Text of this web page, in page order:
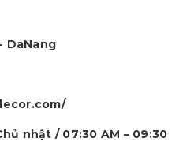
DaNang
nhật / 07:30 AM – 09:30